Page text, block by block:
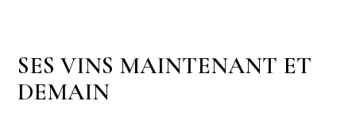
SES VINS MAINTENANT ET
DEMAIN